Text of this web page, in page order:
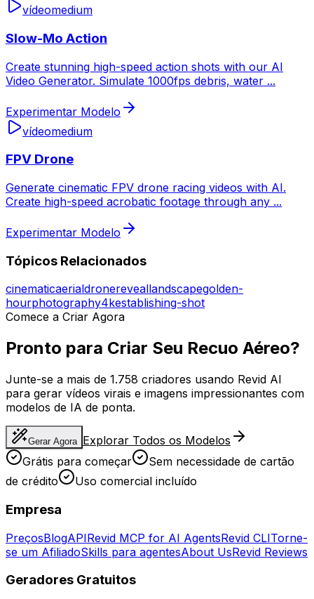
vídeomedium
Slow-Mo Action
Create stunning high-speed action shots with our AI
Video Generator. Simulate 1000fps debris, water ...
Experimentar Modelo
vídeomedium
FPV Drone
Generate cinematic FPV drone racing videos with AI.
Create high-speed acrobatic footage through any ...
Experimentar Modelo
Tópicos Relacionados
cinematicaerialdronereveallandscapegolden-
hourphotography4kestablishing-shot
Comece a Criar Agora
Pronto para Criar Seu Recuo Aéreo?
Junte-se a mais de 1.758 criadores usando Revid AI
para gerar vídeos virais e imagens impressionantes com
modelos de IA de ponta.
Gerar Agora Explorar Todos os Modelos
Grátis para começar
Sem necessidade de cartão
de crédito
Uso comercial incluído
Empresa
PreçosBlogAPIRevid MCP for AI AgentsRevid CLITorne-
se um AfiliadoSkills para agentesAbout UsRevid Reviews
Geradores Gratuitos